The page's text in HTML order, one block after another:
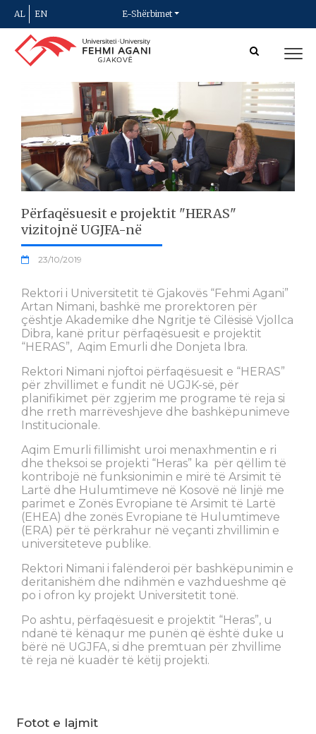
AL EN E-Shërbimet
Përfaqësuesit e projektit "HERAS"
vizitojnë UGJFA-në
23/10/2019
Rektori i Universitetit të Gjakovës “Fehmi Agani”
Artan Nimani, bashkë me prorektoren për
çështje Akademike dhe Ngritje të Cilësisë Vjollca
Dibra, kanë pritur përfaqësuesit e projektit
“HERAS”, Aqim Emurli dhe Donjeta Ibra.
Rektori Nimani njoftoi përfaqësuesit e “HERAS”
për zhvillimet e fundit në UGJK-së, për
planifikimet për zgjerim me programe të reja si
dhe rreth marrëveshjeve dhe bashkëpunimeve
Institucionale.
Aqim Emurli fillimisht uroi menaxhmentin e ri
dhe theksoi se projekti “Heras” ka për qëllim të
kontribojë në funksionimin e mirë të Arsimit të
Lartë dhe Hulumtimeve në Kosovë në linjë me
parimet e Zonës Evropiane të Arsimit të Lartë
(EHEA) dhe zonës Evropiane të Hulumtimeve
(ERA) për të përkrahur në veçanti zhvillimin e
universiteteve publike.
Rektori Nimani i falënderoi për bashkëpunimin e
deritanishëm dhe ndihmën e vazhdueshme që
po i ofron ky projekt Universitetit tonë.
Po ashtu, përfaqësuesit e projektit “Heras”, u
ndanë të kënaqur me punën që është duke u
bërë në UGJFA, si dhe premtuan për zhvillime
të reja në kuadër të këtij projekti.
Fotot e lajmit